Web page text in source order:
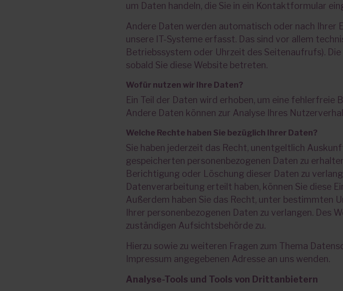
um Daten handeln, die Sie in ein Kontaktformular
Andere Daten werden automatisch oder nach Ihrer
unsere IT-Systeme erfasst. Das sind vor allem
Betriebssystem oder Uhrzeit des Seitenaufrufs).
sobald Sie diese Website betreten.
Wofür nutzen wir Ihre Daten?
Ein Teil der Daten wird erhoben, um eine
Andere Daten können zur Analyse Ihres
Welche Rechte haben Sie bezüglich Ihrer Daten?
Sie haben jederzeit das Recht, unentgeltlich
gespeicherten personenbezogenen Daten zu
Berichtigung oder Löschung dieser Daten zu
Datenverarbeitung erteilt haben, können Sie diese
Außerdem haben Sie das Recht, unter bestimmten
Ihrer personenbezogenen Daten zu verlangen. Des
zuständigen Aufsichtsbehörde zu.
Hierzu sowie zu weiteren Fragen zum Thema
Impressum angegebenen Adresse an uns wenden.
Analyse-Tools und Tools von Dritt­anbietern